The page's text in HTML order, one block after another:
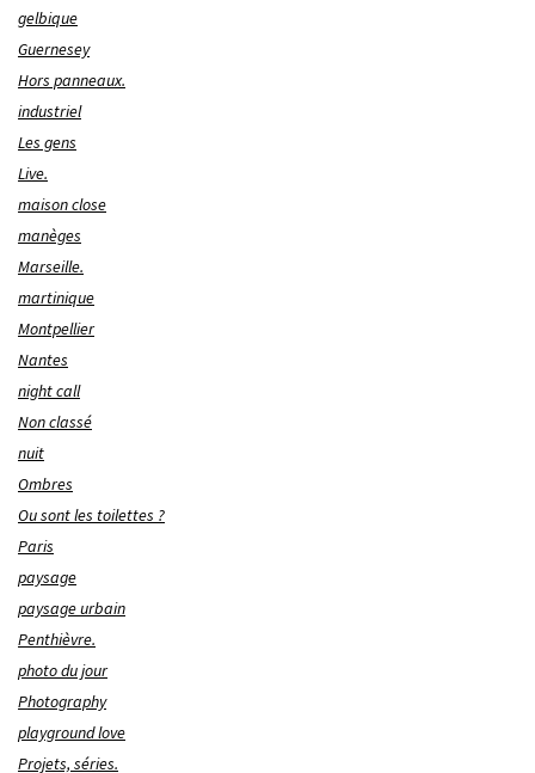
gelbique
Guernesey
Hors panneaux.
industriel
Les gens
Live.
maison close
manèges
Marseille.
martinique
Montpellier
Nantes
night call
Non classé
nuit
Ombres
Ou sont les toilettes ?
Paris
paysage
paysage urbain
Penthièvre.
photo du jour
Photography
playground love
Projets, séries.